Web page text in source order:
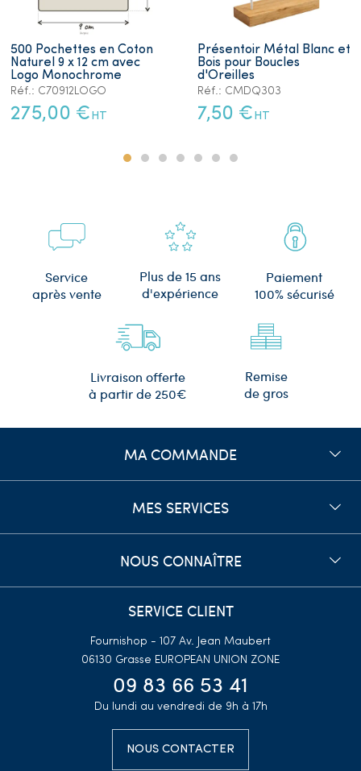
500 Pochettes en Coton
Naturel 9 x 12 cm avec
Logo Monochrome
Réf.: C70912LOGO
275,00 € HT
Présentoir Métal Blanc et
Bois pour Boucles
d'Oreilles
Réf.: CMDQ303
7,50 € HT
Service
après vente
Plus de 15 ans
d'expérience
Paiement
100% sécurisé
Livraison offerte
à partir de 250€
Remise
de gros
MA COMMANDE
MES SERVICES
NOUS CONNAÎTRE
SERVICE CLIENT
Fournishop - 107 Av. Jean Maubert
06130 Grasse EUROPEAN UNION ZONE
09 83 66 53 41
Du lundi au vendredi de 9h à 17h
NOUS CONTACTER